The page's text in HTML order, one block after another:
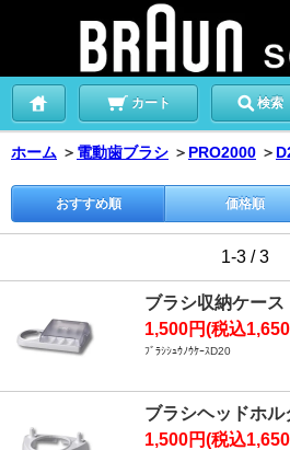
カート 検索
ホーム ＞ 電動歯ブラシ ＞ PRO2000 ＞
おすすめ順 価格順
1-3 / 3
ブラシ収納ケース
1,500円(税込
ﾌﾞﾗｼｼｭｳﾉｳｹｰｽD20
ブラシヘッドホル
1,500円(税込